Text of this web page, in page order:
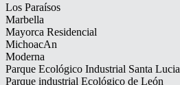
Los Paraísos
Marbella
Mayorca Residencial
MichoacAn
Moderna
Parque Ecológico Industrial Santa Lucia
Parque industrial Ecológico de León